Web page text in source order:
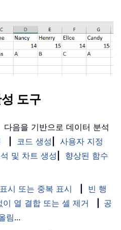
도구
다음을 기반으로 데이터 분석
코드 생성
사용자 지정
및 차트 생성
향상된 함수
시 또는 중복 표시
빈 행
열 결합 또는 셀 제거
공
림...